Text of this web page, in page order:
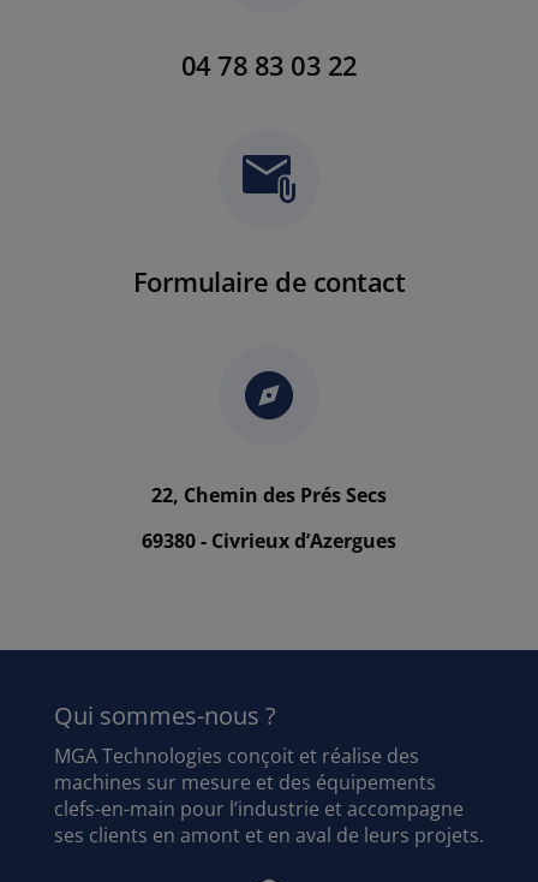
04 78 83 03 22
Formulaire de contact
22, Chemin des Prés Secs
69380 - Civrieux d’Azergues
Qui sommes-nous ?
MGA Technologies conçoit et réalise des
machines sur mesure et des équipements
clefs-en-main pour l’industrie et accompagne
ses clients en amont et en aval de leurs projets.